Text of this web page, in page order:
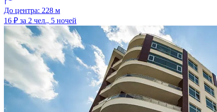
До центра: 228 м
16 ₽ за 2 чел., 5 ночей